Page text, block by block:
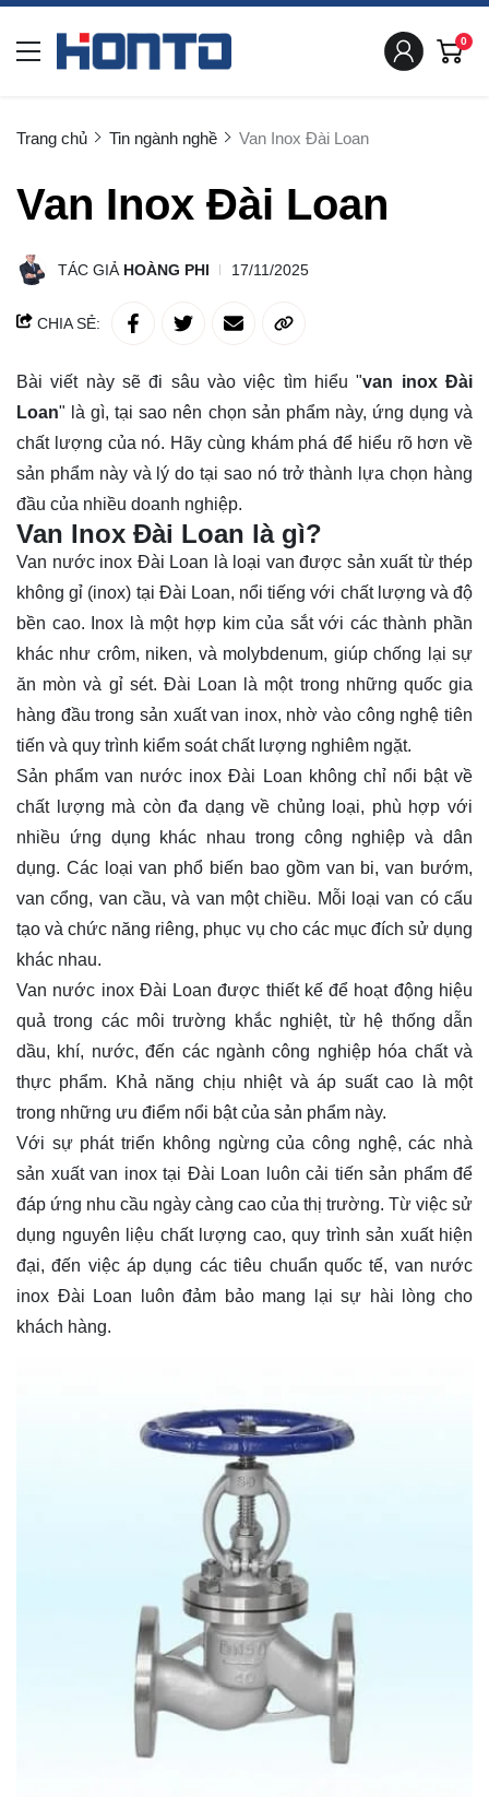
0
Trang chủ Tin ngành nghề Van Inox Đài Loan
Van Inox Đài Loan
TÁC GIẢ HOÀNG PHI 17/11/2025
CHIA SẺ:
Bài viết này sẽ đi sâu vào việc tìm hiểu "van inox Đài
Loan" là gì, tại sao nên chọn sản phẩm này, ứng dụng và
chất lượng của nó. Hãy cùng khám phá để hiểu rõ hơn về
sản phẩm này và lý do tại sao nó trở thành lựa chọn hàng
đầu của nhiều doanh nghiệp.
Van Inox Đài Loan là gì?
Van nước inox Đài Loan là loại van được sản xuất từ thép
không gỉ (inox) tại Đài Loan, nổi tiếng với chất lượng và độ
bền cao. Inox là một hợp kim của sắt với các thành phần
khác như crôm, niken, và molybdenum, giúp chống lại sự
ăn mòn và gỉ sét. Đài Loan là một trong những quốc gia
hàng đầu trong sản xuất van inox, nhờ vào công nghệ tiên
tiến và quy trình kiểm soát chất lượng nghiêm ngặt.
Sản phẩm van nước inox Đài Loan không chỉ nổi bật về
chất lượng mà còn đa dạng về chủng loại, phù hợp với
nhiều ứng dụng khác nhau trong công nghiệp và dân
dụng. Các loại van phổ biến bao gồm van bi, van bướm,
van cổng, van cầu, và van một chiều. Mỗi loại van có cấu
tạo và chức năng riêng, phục vụ cho các mục đích sử dụng
khác nhau.
Van nước inox Đài Loan được thiết kế để hoạt động hiệu
quả trong các môi trường khắc nghiệt, từ hệ thống dẫn
dầu, khí, nước, đến các ngành công nghiệp hóa chất và
thực phẩm. Khả năng chịu nhiệt và áp suất cao là một
trong những ưu điểm nổi bật của sản phẩm này.
Với sự phát triển không ngừng của công nghệ, các nhà
sản xuất van inox tại Đài Loan luôn cải tiến sản phẩm để
đáp ứng nhu cầu ngày càng cao của thị trường. Từ việc sử
dụng nguyên liệu chất lượng cao, quy trình sản xuất hiện
đại, đến việc áp dụng các tiêu chuẩn quốc tế, van nước
inox Đài Loan luôn đảm bảo mang lại sự hài lòng cho
khách hàng.